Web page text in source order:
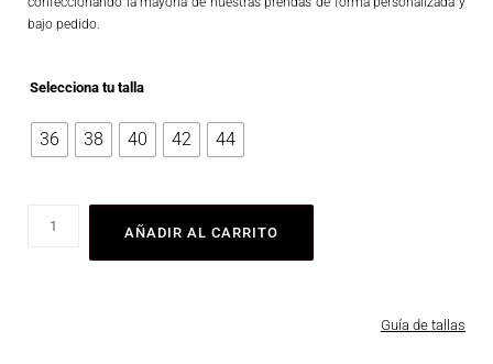
bajo pedido.
Selecciona tu talla
36 38 40 42 44
AÑADIR AL CARRITO
Guía de tallas